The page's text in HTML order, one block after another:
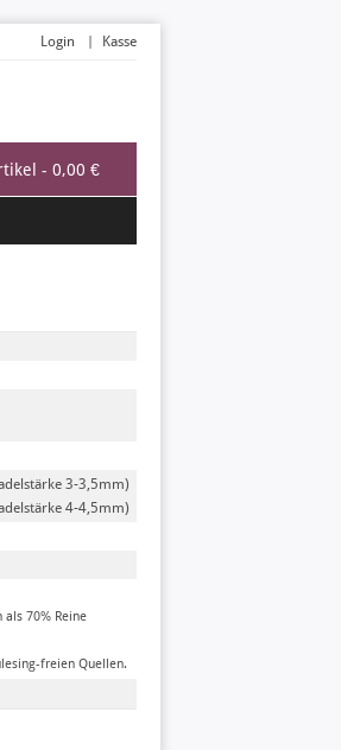
- 0,00 €
Login Kasse
3-3,5mm)
4-4,5mm)
70% Reine
freien Quellen.